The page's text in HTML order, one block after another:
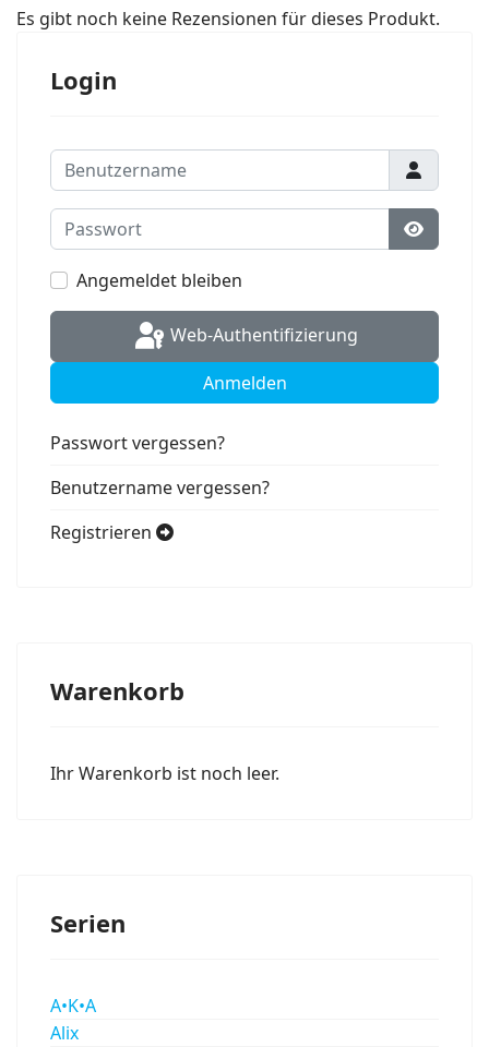
Es gibt noch keine Rezensionen für dieses Produkt.
Login
Benutzername
Passwort
Angemeldet bleiben
Web-Authentifizierung
Anmelden
Passwort vergessen?
Benutzername vergessen?
Registrieren
Warenkorb
Ihr Warenkorb ist noch leer.
Serien
A•K•A
Alix